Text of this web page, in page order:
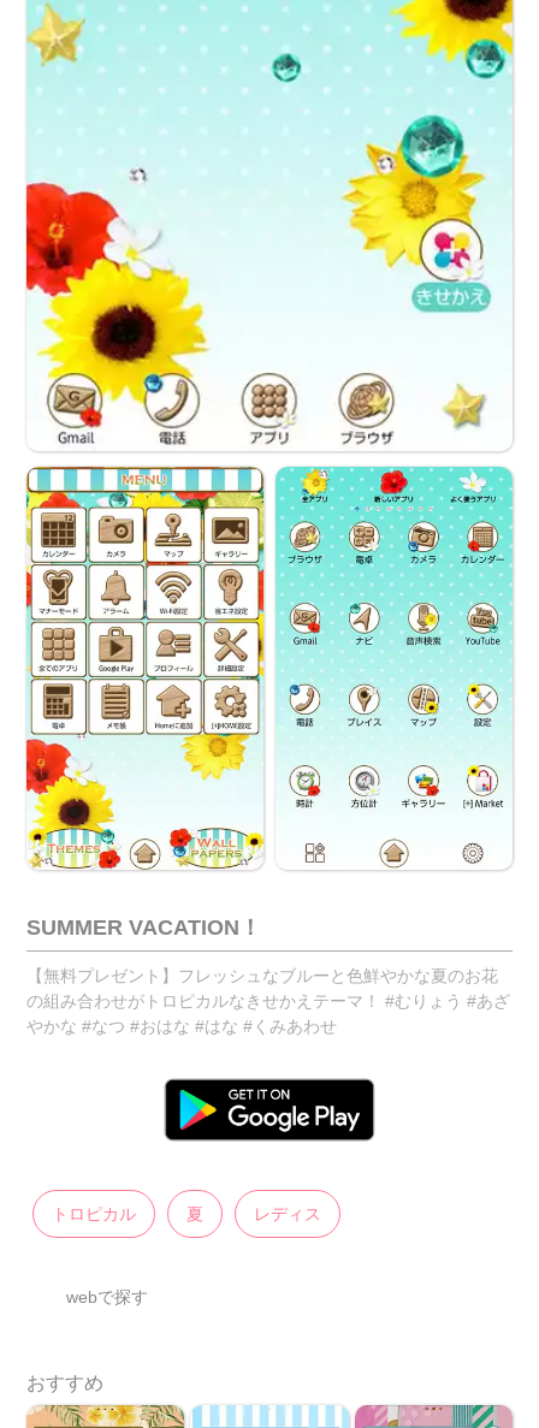
SUMMER VACATION！
【無料プレゼント】フレッシュなブルーと色鮮やかな夏のお花
の組み合わせがトロピカルなきせかえテーマ！ #むりょう #あざ
やかな #なつ #おはな #はな #くみあわせ
トロピカル 夏 レディス
webで探す
おすすめ